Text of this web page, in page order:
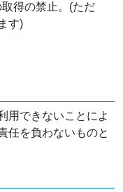
得の禁止。(ただ
す)
用できないことによ
任を負わないものと